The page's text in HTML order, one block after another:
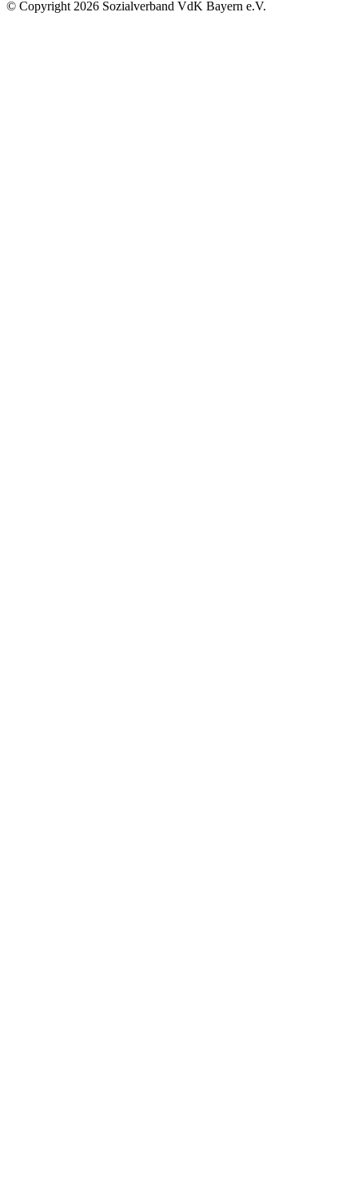
© Copyright 2026 Sozialverband VdK Bayern e.V.